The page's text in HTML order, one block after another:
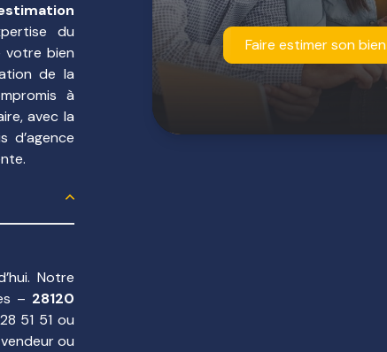
Faire estimer son bien
du
votre bien
de la
à
avec la
Notre
– 28120
51 51 ou
ou